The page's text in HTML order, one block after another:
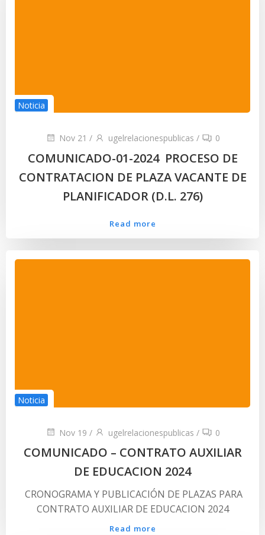
Noticia
Nov 21 / ugelrelacionespublicas / 0
COMUNICADO-01-2024 PROCESO DE
CONTRATACION DE PLAZA VACANTE DE
PLANIFICADOR (D.L. 276)
Read more
Noticia
Nov 19 / ugelrelacionespublicas / 0
COMUNICADO – CONTRATO AUXILIAR
DE EDUCACION 2024
CRONOGRAMA Y PUBLICACIÓN DE PLAZAS PARA
CONTRATO AUXILIAR DE EDUCACION 2024
Read more